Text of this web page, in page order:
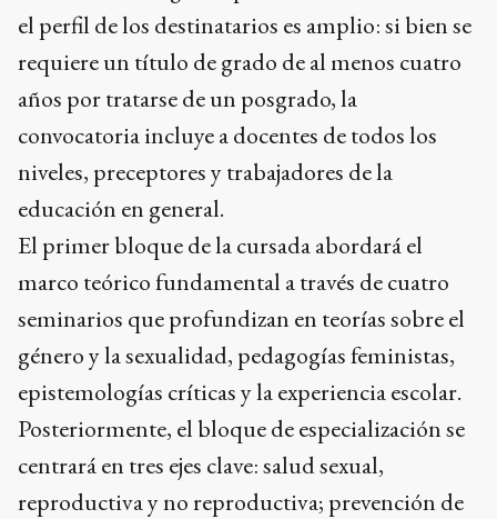
el perfil de los destinatarios es amplio: si bien se
requiere un título de grado de al menos cuatro
años por tratarse de un posgrado, la
convocatoria incluye a docentes de todos los
niveles, preceptores y trabajadores de la
educación en general.
El primer bloque de la cursada abordará el
marco teórico fundamental a través de cuatro
seminarios que profundizan en teorías sobre el
género y la sexualidad, pedagogías feministas,
epistemologías críticas y la experiencia escolar.
Posteriormente, el bloque de especialización se
centrará en tres ejes clave: salud sexual,
reproductiva y no reproductiva; prevención de